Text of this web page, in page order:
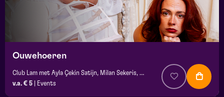
Ouwehoeren
Club Lam met Ayla Çekin Satijn, Milan Sekeris, Dic van Duin, Jean-Baptiste Rey e.a.
v.a. € 5
Events